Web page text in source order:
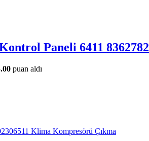
Paneli 6411 8362782
puan aldı